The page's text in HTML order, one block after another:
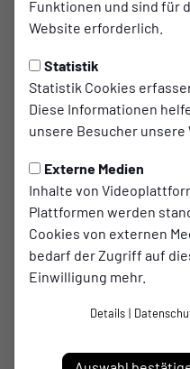
Funktionen und sind für
Website erforderlich.
Statistik
Statistik Cookies
Diese Informationen
unsere Besucher unsere
Externe Medien
Inhalte von
Plattformen werden
Cookies von externen
bedarf der Zugriff auf
Einwilligung mehr.
Details |
Dominik
Lischka
Im Verein seit